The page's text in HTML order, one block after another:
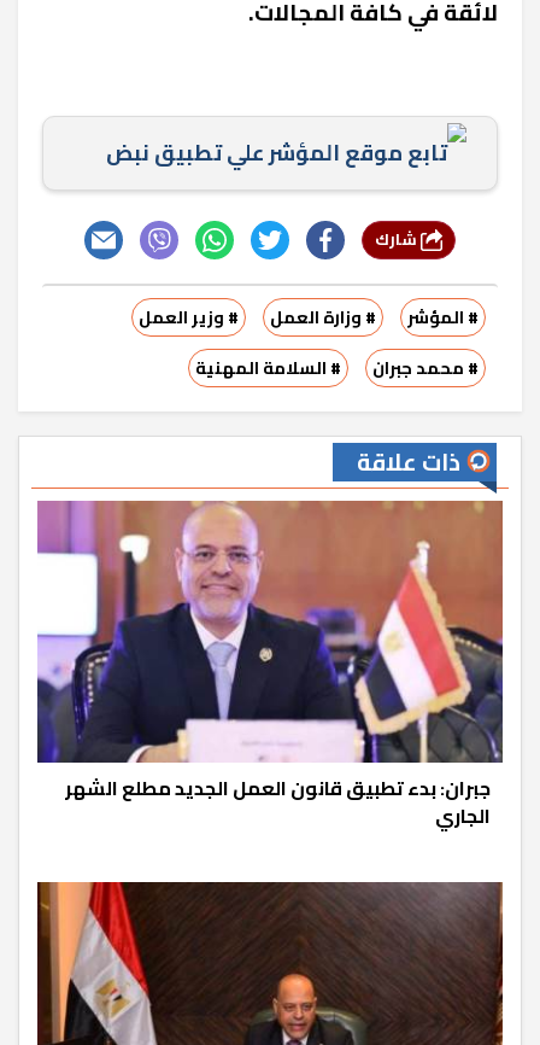
لائقة في كافة المجالات.
تابع موقع المؤشر علي تطبيق نبض
# المؤشر # وزارة العمل
# وزير العمل
# محمد جبران
# السلامة المهنية
ذات علاقة
جبران: بدء تطبيق قانون العمل الجديد مطلع الشهر
الجاري